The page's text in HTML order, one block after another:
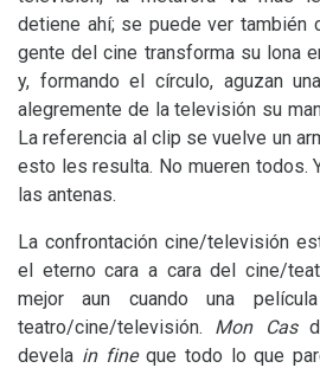
detiene ahí; se puede ver también
gente del cine transforma su lona
y, formando el círculo, aguzan
alegremente de la televisión su
La referencia al clip se vuelve un
esto les resulta. No mueren todos.
las antenas.
La confrontación cine/televisión
el eterno cara a cara del cine/
mejor aun cuando una
teatro/cine/televisión. Mon Cas
devela in fineque todo lo que